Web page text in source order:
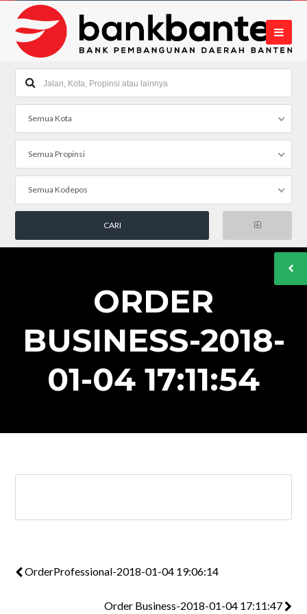
Semua Kota
Semua Propinsi
Semua Kodepos
ORDER
BUSINESS-2018-
01-04 17:11:54
OrderProfessional-2018-01-04 19:06:14
Order Business-2018-01-04 17:11:47